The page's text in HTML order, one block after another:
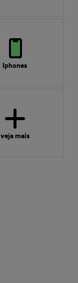
Iphones
veja mais